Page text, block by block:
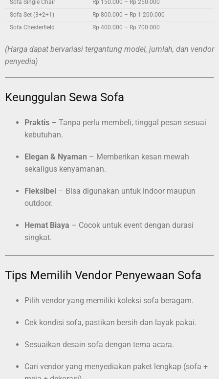
Sofa Single Chair
Rp 150.000 – Rp 250.000
Sofa Set (3+2+1)
Rp 800.000 – Rp 1.200.000
Sofa Chesterfield
Rp 400.000 – Rp 700.000
(Harga dapat bervariasi tergantung model, jumlah, dan vendor
penyedia)
Keunggulan Sewa Sofa
Praktis – Tanpa perlu membeli, tinggal pesan sesuai
kebutuhan.
Elegan & Nyaman – Memberikan kesan mewah
sekaligus kenyamanan.
Fleksibel – Bisa digunakan untuk indoor maupun
outdoor.
Hemat Biaya – Cocok untuk event dengan durasi
singkat.
Tips Memilih Vendor Penyewaan Sofa
Pilih vendor yang memiliki koleksi sofa beragam.
Cek kondisi sofa, pastikan bersih dan layak pakai.
Sesuaikan desain sofa dengan tema acara.
Cari vendor yang menyediakan paket lengkap (sofa +